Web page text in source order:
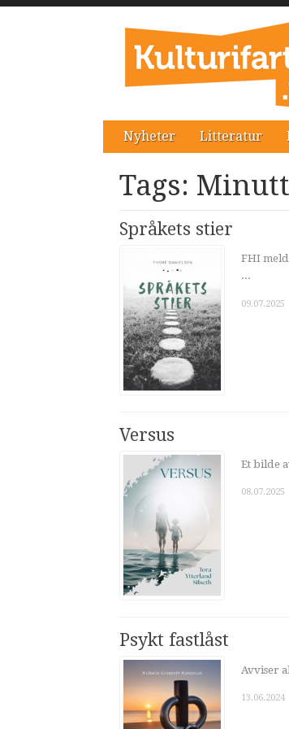
Nyheter Litteratur
Tags:
Språkets stier
FHI
...
09.07.2025
Versus
Et bilde
08.07.2025
Psykt fastlåst
Avviser
13.06.2024